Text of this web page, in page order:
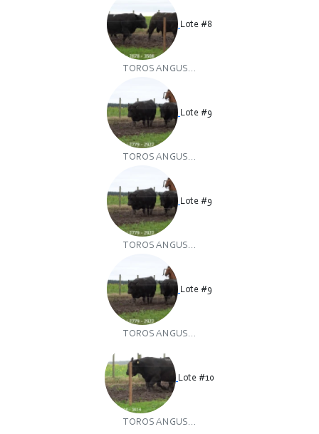
Lote #8
TOROS ANGUS...
Lote #9
TOROS ANGUS...
Lote #9
TOROS ANGUS...
Lote #9
TOROS ANGUS...
Lote #10
TOROS ANGUS...